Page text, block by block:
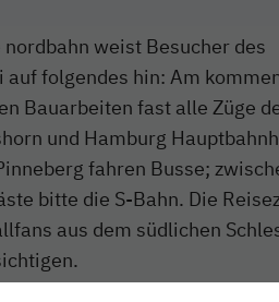
nordbahn weist Besucher des
auf folgendes hin: Am
Bauarbeiten fast alle Züge
und Hamburg
fahren Busse;
bitte die S-Bahn. Die
aus dem südlichen